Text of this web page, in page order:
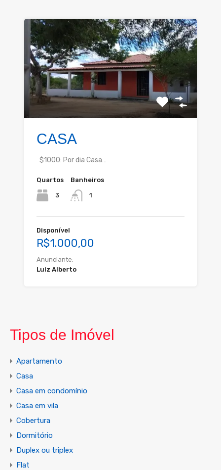
CASA
$1000: Por dia Casa…
Quartos
3
Banheiros
1
Disponível
R$1.000,00
Anunciante:
Luiz Alberto
Tipos de Imóvel
Apartamento
Casa
Casa em condomínio
Casa em vila
Cobertura
Dormitório
Duplex ou triplex
Flat